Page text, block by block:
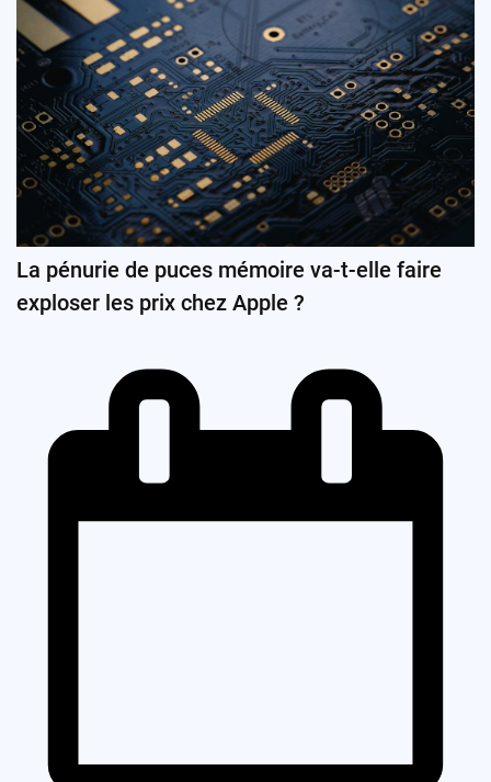
La pénurie de puces mémoire va-t-elle faire
exploser les prix chez Apple ?